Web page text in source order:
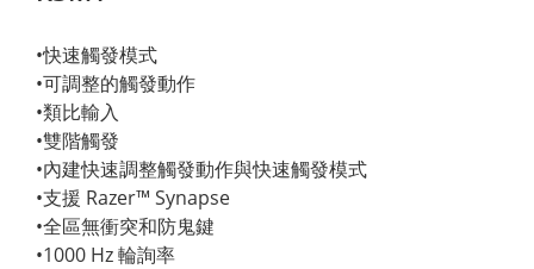
•快速觸發模式
•可調整的觸發動作
•類比輸入
•雙階觸發
•內建快速調整觸發動作與快速觸發模式
•支援 Razer™ Synapse
•全區無衝突和防鬼鍵
•1000 Hz 輪詢率